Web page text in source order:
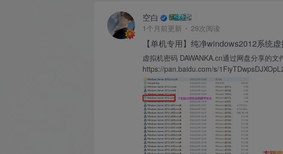
空白
1个月前更新 29次阅读
【单机专用】纯净windows2012系统
虚拟机密码 DAWANKA.cn通过网盘分享的文
https://pan.baidu.com/s/